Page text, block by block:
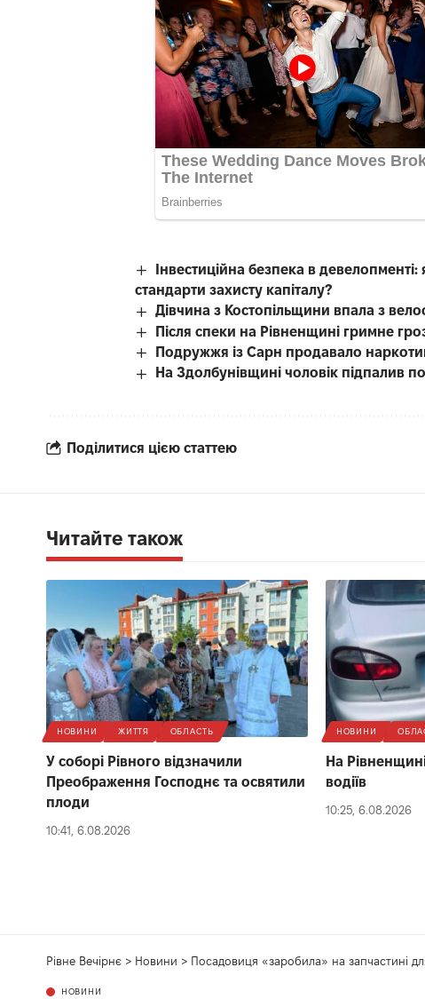
Інвестиційна безпека в
стандарти захисту капіталу?
Дівчина з Костопільщини впала з
Після спеки на Рівненщині гримне
Подружжя із Сарн продавало
На Здолбунівщині чоловік підпалив
Поділитися цією статтею
Читайте також
НОВИНИ ЖИТТЯ ОБЛАСТЬ
У соборі Рівного відзначили
Преображення Господнє та освятили
плоди
10:41, 6.08.2026
НОВИНИ
На
водіїв
10:25, 6.08.2026
Рівне Вечірнє > Новини > Посадовиця «заробила» на запчастині
НОВИНИ